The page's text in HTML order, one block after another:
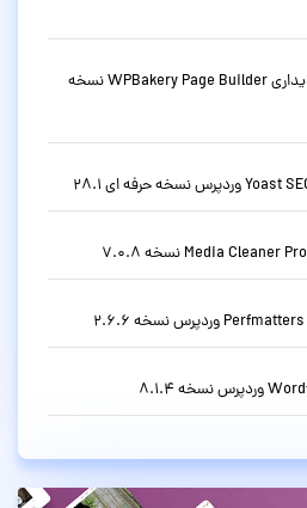
افزونه صفحه ساز و ویرایشگر دیداری WPBakery Page Builder نسخه